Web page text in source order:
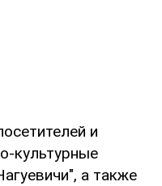
и
культурные
а также